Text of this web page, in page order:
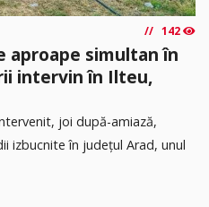
142
aproape simultan în
intervin în Ilteu,
joi după-amiază,
izbucnite în județul Arad, unul